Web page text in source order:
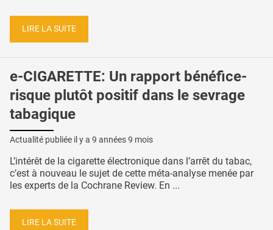
LIRE LA SUITE
e-CIGARETTE: Un rapport bénéfice-
risque plutôt positif dans le sevrage
tabagique
Actualité publiée il y a 9 années 9 mois
L’intérêt de la cigarette électronique dans l’arrêt du tabac,
c’est à nouveau le sujet de cette méta-analyse menée par
les experts de la Cochrane Review. En ...
LIRE LA SUITE